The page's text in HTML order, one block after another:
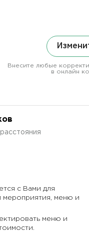
Внесите любые
в онлайн
с Вами для
мероприятия, меню и
меню и